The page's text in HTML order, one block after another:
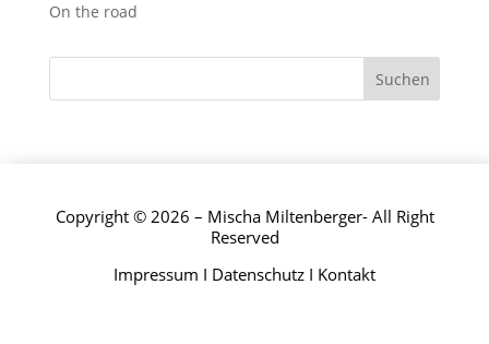
On the road
Copyright © 2026 – Mischa Miltenberger- All Right
Reserved
Impressum I Datenschutz I Kontakt